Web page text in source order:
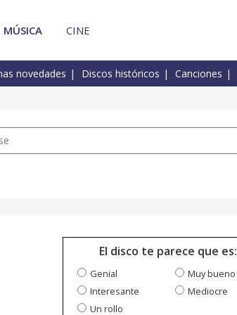
MÚSICA CINE
novedades Discos históricos Canciones
El disco te parece que es:
Genial
Muy bueno
Interesante
Mediocre
Un rollo